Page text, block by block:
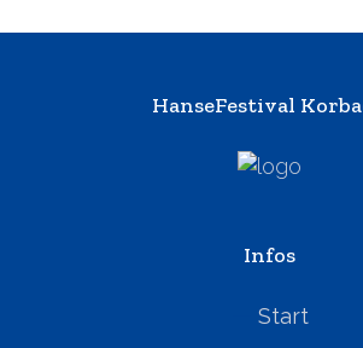
HanseFestival
Infos
Start